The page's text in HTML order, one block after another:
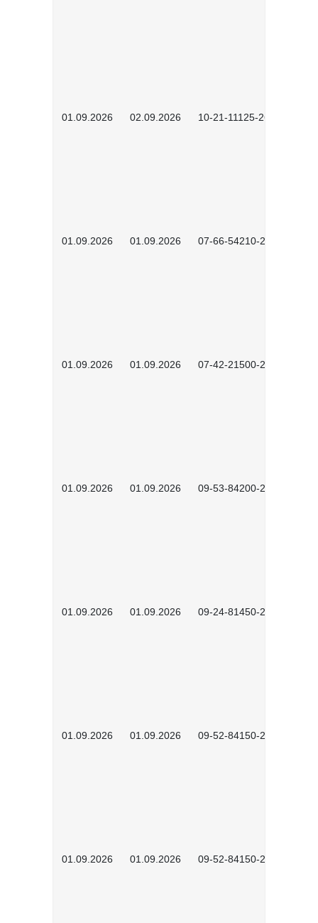
01.09.2026 02.09.2026 10-21-11125-2602
01.09.2026 01.09.2026 07-66-54210-2601
01.09.2026 01.09.2026 07-42-21500-2602
01.09.2026 01.09.2026 09-53-84200-2604
01.09.2026 01.09.2026 09-24-81450-2601
01.09.2026 01.09.2026 09-52-84150-2601
01.09.2026 01.09.2026 09-52-84150-2602